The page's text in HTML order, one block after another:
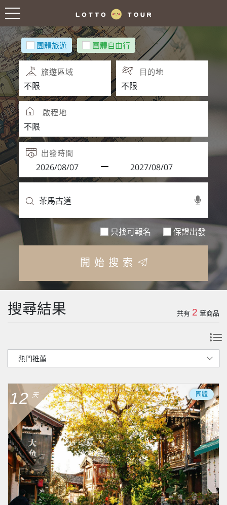
團體旅遊 團體自由行
旅遊區域 目的地
啟程地
出發時間
只找可報名 保證出發
開始搜索
搜尋結果 共有 2 筆商品
12 天 團體